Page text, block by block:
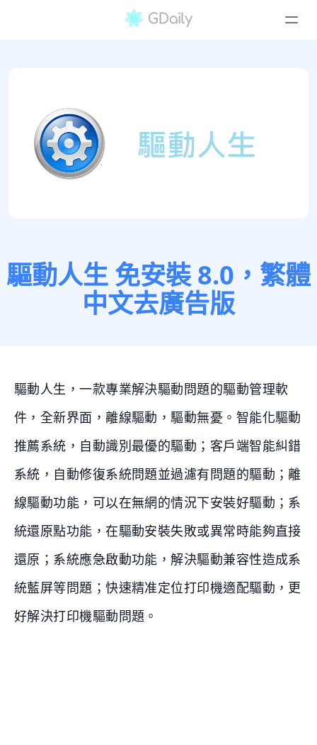
驅動人生 免安裝 8.0，繁體
中文去廣告版
驅動人生，一款專業解決驅動問題的驅動管理軟
件，全新界面，離線驅動，驅動無憂。智能化驅動
推薦系統，自動識別最優的驅動；客戶端智能糾錯
系統，自動修復系統問題並過濾有問題的驅動；離
線驅動功能，可以在無網的情況下安裝好驅動；系
統還原點功能，在驅動安裝失敗或異常時能夠直接
還原；系統應急啟動功能，解決驅動兼容性造成系
統藍屏等問題；快速精准定位打印機適配驅動，更
好解決打印機驅動問題。